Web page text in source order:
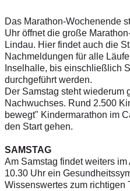
Das Marathon-Wochenende
Uhr öffnet die große
Lindau. Hier findet auch die
Nachmeldungen für alle
Inselhalle, bis einschließlich
durchgeführt werden.
Der Samstag steht wiederum
Nachwuchses. Rund 2.500
bewegt" Kindermarathon im
den Start gehen.
SAMSTAG
Am Samstag findet weiters
10.30 Uhr ein
Wissenswertes zum richtigen